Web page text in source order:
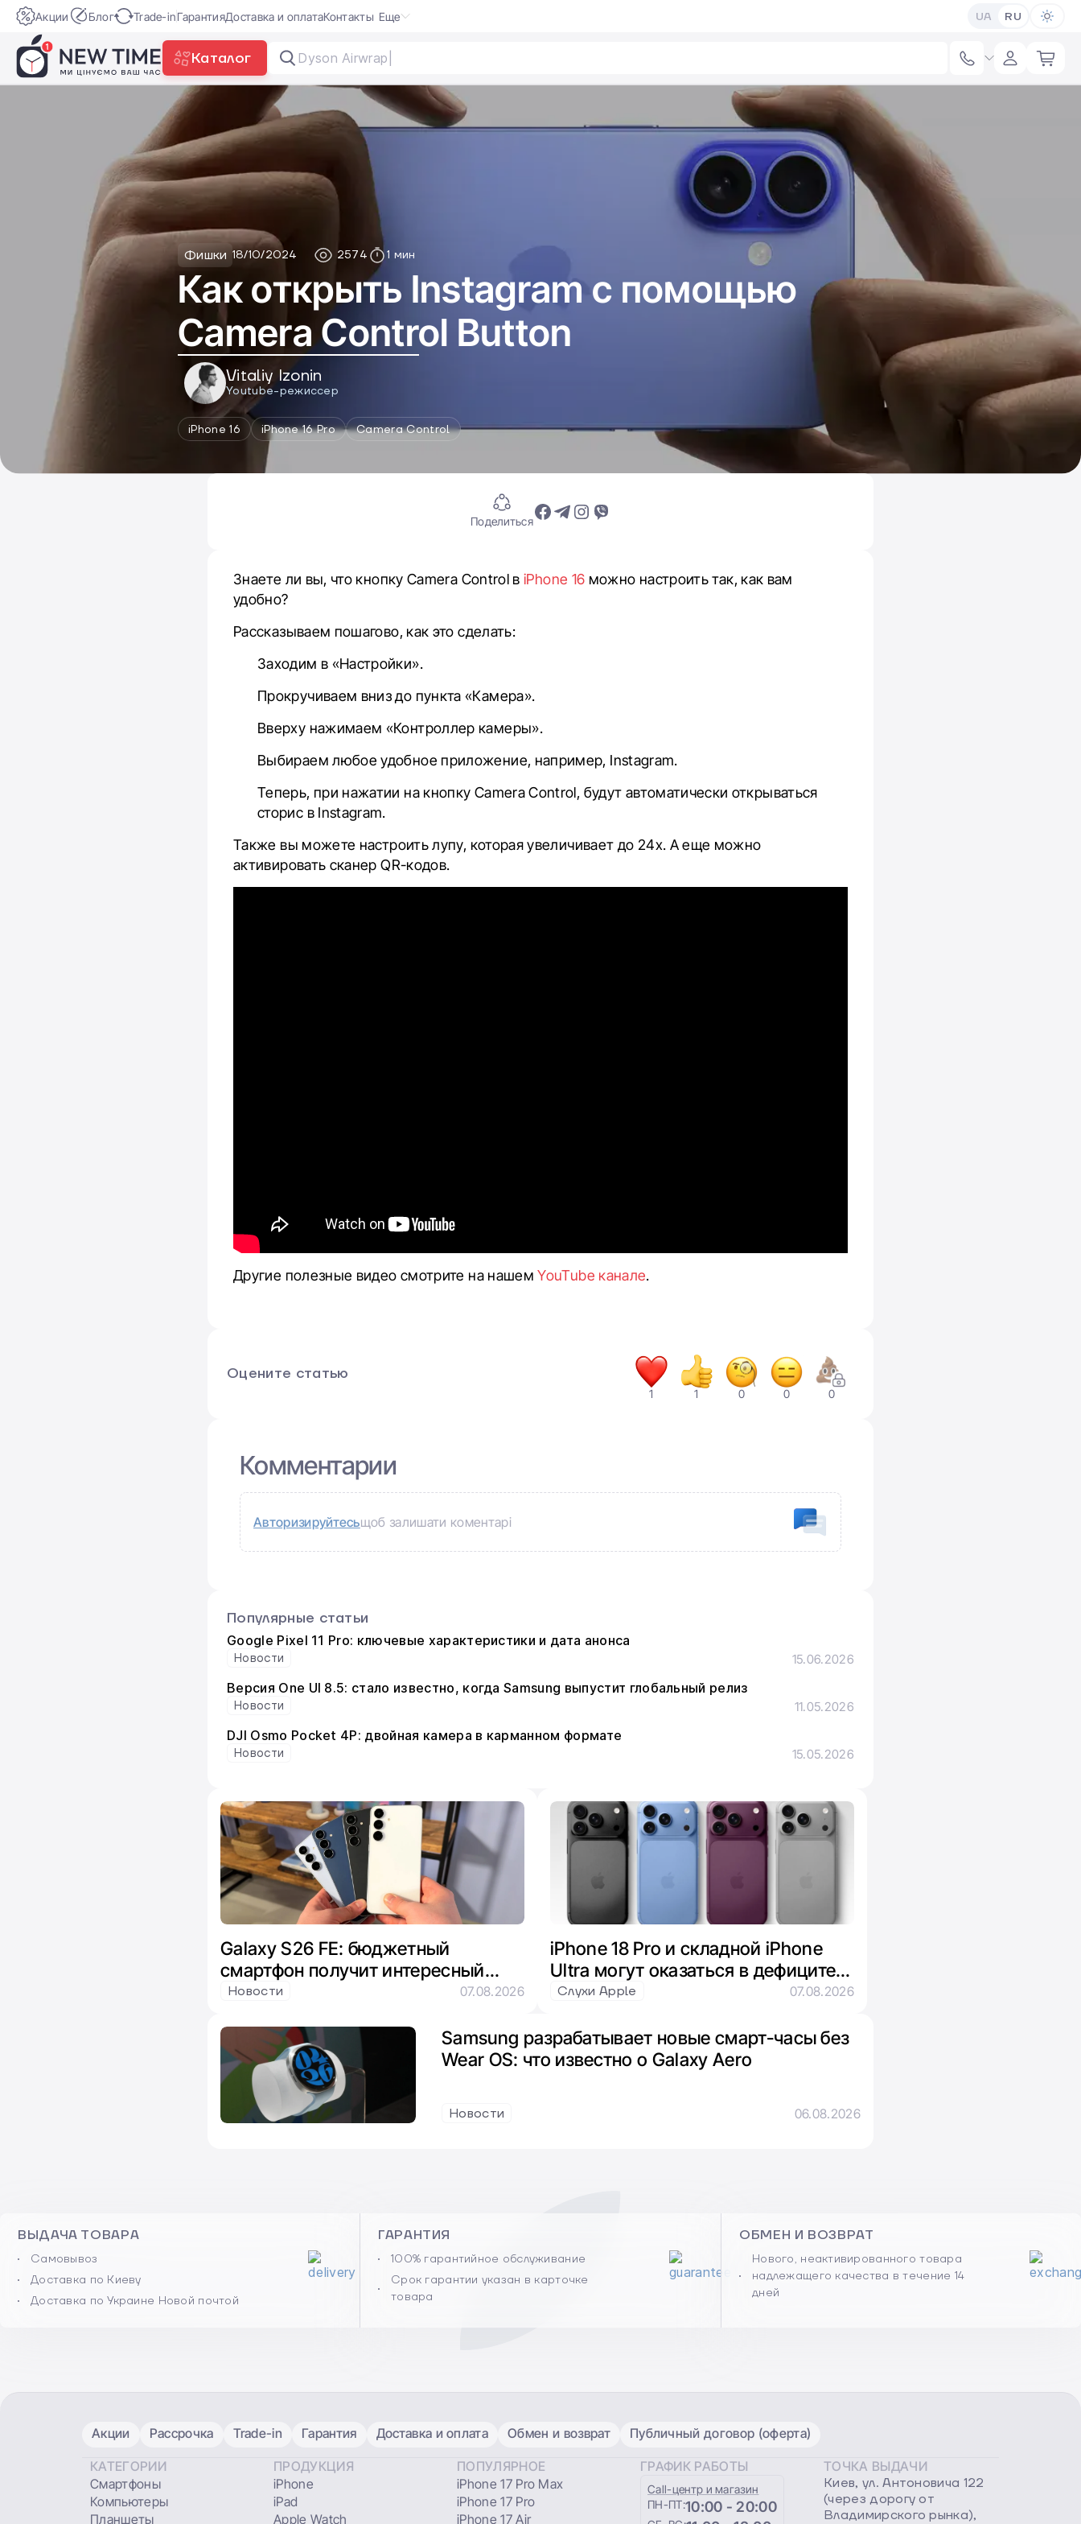
Акции Блог Trade-inГарантияДоставка и оплатаКонтакты Еще UA RU
Каталог Dyson Airwrap
Фишки 18/10/2024 2574 1 мин
Как открыть Instagram с помощью
Camera Control Button
Vitaliy Izonin
Youtube-режиссер
iPhone 16 iPhone 16 Pro Camera Control
Поделиться
Знаете ли вы, что кнопку Camera Control вiPhone 16 можно настроить так, как вам
удобно?
Рассказываем пошагово, как это сделать:
Заходим в «Настройки».
Прокручиваем вниз до пункта «Камера».
Вверху нажимаем «Контроллер камеры».
Выбираем любое удобное приложение, например, Instagram.
Теперь, при нажатии на кнопку Camera Control, будут автоматически открываться
сторис в Instagram.
Также вы можете настроить лупу, которая увеличивает до 24х. А еще можно
активировать сканер QR-кодов.
Другие полезные видео смотрите на нашемYouTube канале.
Оцените статью
1 1 0 0 0
Комментарии
Авторизируйтесьщоб залишати коментарі
Популярные статьи
Google Pixel 11 Pro: ключевые характеристики и дата анонса
Новости 15.06.2026
Версия One UI 8.5: стало известно, когда Samsung выпустит глобальный релиз
Новости 11.05.2026
DJI Osmo Pocket 4P: двойная камера в карманном формате
Новости 15.05.2026
Galaxy S26 FE: бюджетный
смартфон получит интересный
микс чипов от Exynos и
Новости 07.08.2026
iPhone 18 Pro и складной iPhone
Ultra могут оказаться в дефиците
из-за нехватки памяти
Слухи Apple 07.08.2026
Samsung разрабатывает новые смарт-часы без
Wear OS: что известно о Galaxy Aero
Новости 06.08.2026
ВЫДАЧА ТОВАРА
Самовывоз
Доставка по Киеву
Доставка по Украине Новой почтой
ГАРАНТИЯ
100% гарантийное обслуживание
Срок гарантии указан в карточке
товара
ОБМЕН И ВОЗВРАТ
Нового, неактивированного товара
надлежащего качества в течение 14
дней
Акции Рассрочка Trade-in Гарантия Доставка и оплата Обмен и возврат Публичный договор (оферта)
КАТЕГОРИИ
Смартфоны
Компьютеры
Планшеты
ПРОДУКЦИЯ
iPhone
iPad
Apple Watch
ПОПУЛЯРНОЕ
iPhone 17 Pro Max
iPhone 17 Pro
iPhone 17 Air
ГРАФИК РАБОТЫ
Сall-центр и магазин
ПН-ПТ:10:00 - 20:00
ТОЧКА ВЫДАЧИ
Киев, ул. Антоновича 122
(через дорогу от
Владимирского рынка),